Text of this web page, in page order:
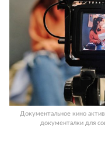
Документальное кино
документалки для